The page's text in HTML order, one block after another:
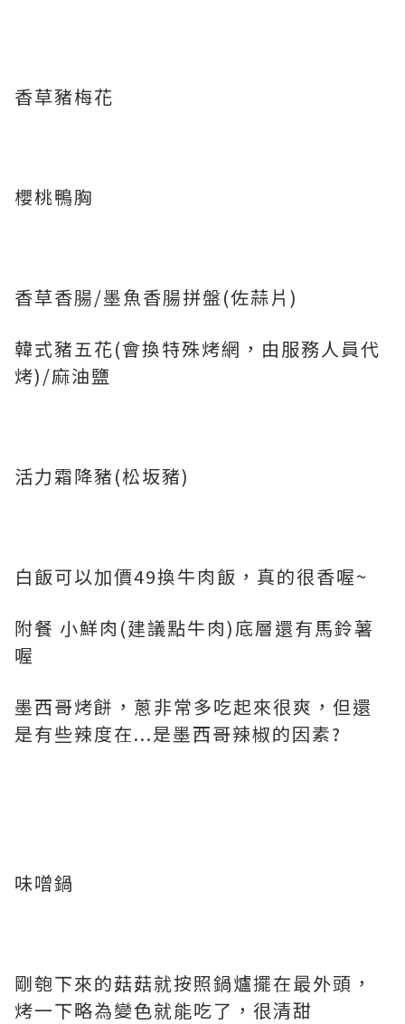
香草豬梅花
櫻桃鴨胸
香草香腸/墨魚香腸拼盤(佐蒜片)
韓式豬五花(會換特殊烤網，由服務人員代
烤)/麻油鹽
活力霜降豬(松坂豬)
白飯可以加價49換牛肉飯，真的很香喔~
附餐 小鮮肉(建議點牛肉)底層還有馬鈴薯
喔
墨西哥烤餅，蔥非常多吃起來很爽，但還
是有些辣度在...是墨西哥辣椒的因素?
味噌鍋
剛匏下來的菇菇就按照鍋爐擺在最外頭，
烤一下略為變色就能吃了，很清甜